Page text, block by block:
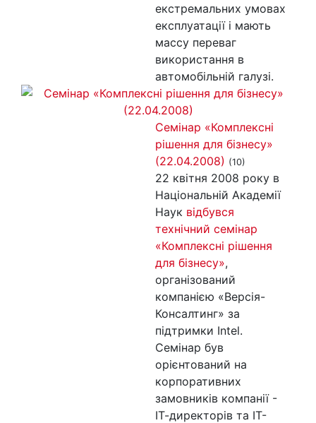
екстремальних умовах
експлуатації і мають
массу переваг
використання в
автомобільній галузі.
Семінар «Комплексні
рішення для бізнесу»
(22.04.2008) (10)
22 квітня 2008 року в
Національній Академії
Наук відбувся
технічний семінар
«Комплексні рішення
для бізнесу»,
організований
компанією «Версія-
Консалтинг» за
підтримки Intel.
Семінар був
орієнтований на
корпоративних
замовників компанії -
ІТ-директорів та ІТ-